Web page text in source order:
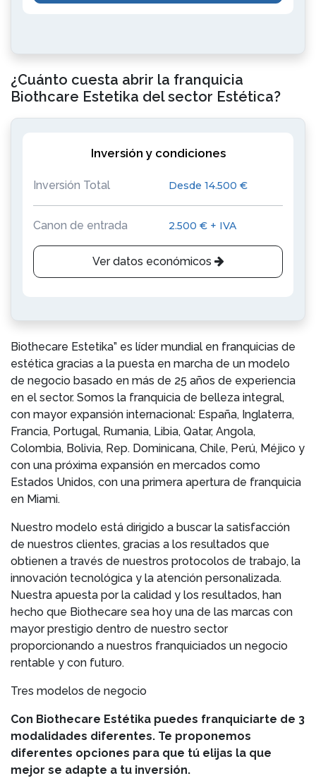
¿Cuánto cuesta abrir la franquicia
Biothcare Estetika del sector Estética?
Inversión y condiciones
Inversión Total Desde 14.500 €
Canon de entrada 2.500 € + IVA
Ver datos económicos
Biothecare Estetika” es líder mundial en franquicias de
estética gracias a la puesta en marcha de un modelo
de negocio basado en más de 25 años de experiencia
en el sector. Somos la franquicia de belleza integral,
con mayor expansión internacional: España, Inglaterra,
Francia, Portugal, Rumania, Libia, Qatar, Angola,
Colombia, Bolivia, Rep. Dominicana, Chile, Perú, Méjico y
con una próxima expansión en mercados como
Estados Unidos, con una primera apertura de franquicia
en Miami.
Nuestro modelo está dirigido a buscar la satisfacción
de nuestros clientes, gracias a los resultados que
obtienen a través de nuestros protocolos de trabajo, la
innovación tecnológica y la atención personalizada.
Nuestra apuesta por la calidad y los resultados, han
hecho que Biothecare sea hoy una de las marcas con
mayor prestigio dentro de nuestro sector
proporcionando a nuestros franquiciados un negocio
rentable y con futuro.
Tres modelos de negocio
Con Biothecare Estétika puedes franquiciarte de 3
modalidades diferentes. Te proponemos
diferentes opciones para que tú elijas la que
mejor se adapte a tu inversión.